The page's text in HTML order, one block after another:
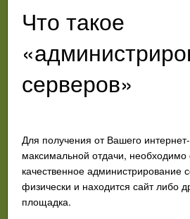
Что такое
серверов»
Для получения от Вашего
максимальной отдачи, необходимо
качественное администрирование
физически и находится сайт либо
площадка.